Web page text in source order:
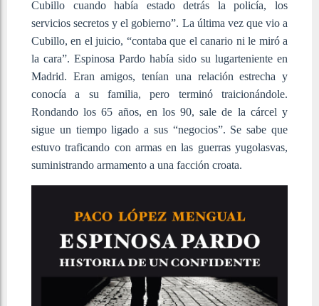
Cubillo cuando había estado detrás la policía, los
servicios secretos y el gobierno”. La última vez que vio a
Cubillo, en el juicio, “contaba que el canario ni le miró a
la cara”. Espinosa Pardo había sido su lugarteniente en
Madrid. Eran amigos, tenían una relación estrecha y
conocía a su familia, pero terminó traicionándole.
Rondando los 65 años, en los 90, sale de la cárcel y
sigue un tiempo ligado a sus “negocios”. Se sabe que
estuvo traficando con armas en las guerras yugolasvas,
suministrando armamento a una facción croata.